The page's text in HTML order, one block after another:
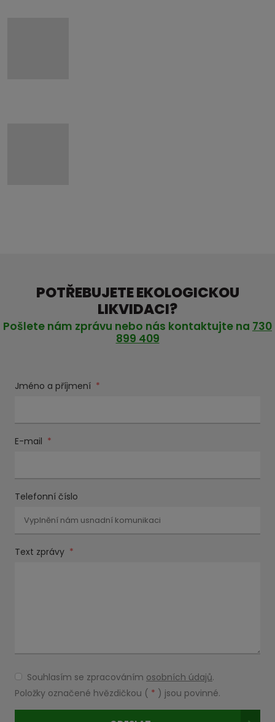
POTŘEBUJETE EKOLOGICKOU
LIKVIDACI?
Pošlete nám zprávu nebo nás kontaktujte na 730
899 409
Jméno a příjmení *
E-mail *
Telefonní číslo
Text zprávy *
Souhlasím
se
zpracováním
osobních
Souhlasím se zpracováním osobních údajů.
Položky označené hvězdičkou ( * ) jsou povinné.